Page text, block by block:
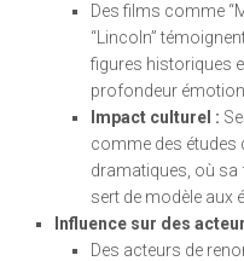
Des films comme
“Lincoln”
figures historiques
profondeur
Impact culturel :
comme des études
dramatiques, où sa
sert de modèle aux
Influence sur des
Des acteurs de